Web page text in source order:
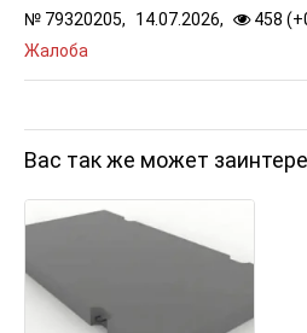
№ 79320205, 14.07.2026, 458 (+
Жалоба
Вас так же может